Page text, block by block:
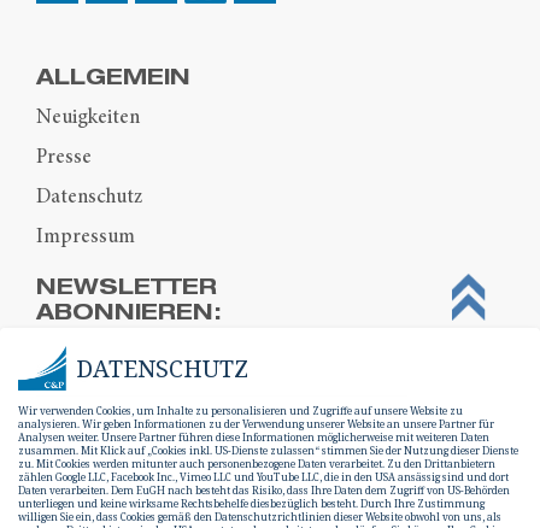
ALLGEMEIN
Neuigkeiten
Presse
Datenschutz
Impressum
NEWSLETTER
ABONNIEREN:
DATENSCHUTZ
Wir verwenden Cookies, um Inhalte zu personalisieren und Zugriffe auf unsere Website zu
analysieren. Wir geben Informationen zu der Verwendung unserer Website an unsere Partner für
Analysen weiter. Unsere Partner führen diese Informationen möglicherweise mit weiteren Daten
zusammen. Mit Klick auf „Cookies inkl. US-Dienste zulassen“ stimmen Sie der Nutzung dieser Dienste
zu. Mit Cookies werden mitunter auch personenbezogene Daten verarbeitet. Zu den Drittanbietern
zählen Google LLC, Facebook Inc., Vimeo LLC und YouTube LLC, die in den USA ansässig sind und dort
Daten verarbeiten. Dem EuGH nach besteht das Risiko, dass Ihre Daten dem Zugriff von US-Behörden
unterliegen und keine wirksame Rechtsbehelfe diesbezüglich besteht. Durch Ihre Zustimmung
willigen Sie ein, dass Cookies gemäß den Datenschutzrichtlinien dieser Website obwohl von uns, als